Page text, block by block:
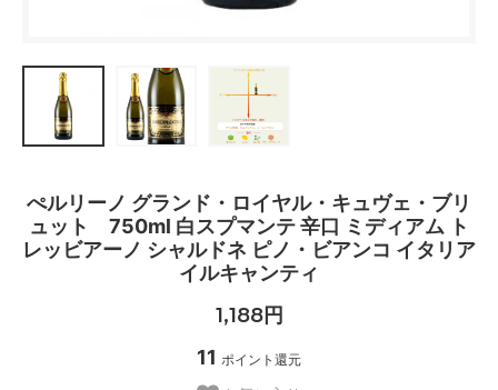
ぺルリーノ グランド・ロイヤル・キュヴェ・ブリ
ュット 750ml 白スプマンテ 辛口 ミディアム ト
レッビアーノ シャルドネ ピノ・ビアンコ イタリア
イルキャンティ
1,188円
11 ポイント還元